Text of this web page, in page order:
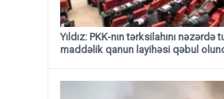
Yıldız: PKK-nın tərksilahını nəzərdə
maddəlik qanun layihəsi qəbul